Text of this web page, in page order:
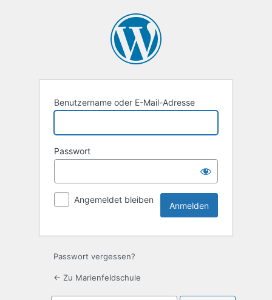
Benutzername oder E-Mail-Adresse
Passwort
Angemeldet bleiben
Passwort vergessen?
← Zu Marienfeldschule